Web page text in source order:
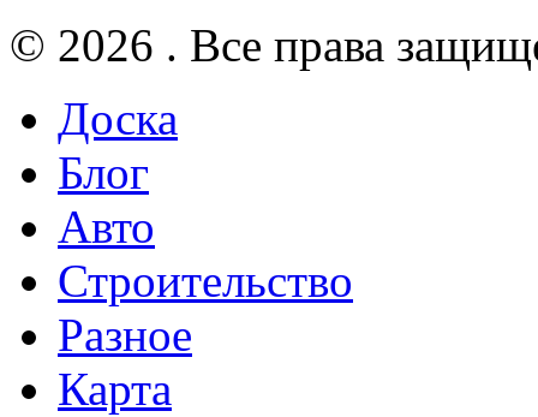
© 2026 . Все права
Доска
Блог
Авто
Строительство
Разное
Карта